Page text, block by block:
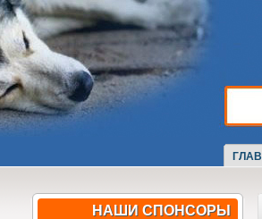
НАШИ СПОНСОРЫ